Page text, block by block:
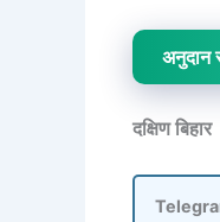
अनुदान
दक्षिण बिहार